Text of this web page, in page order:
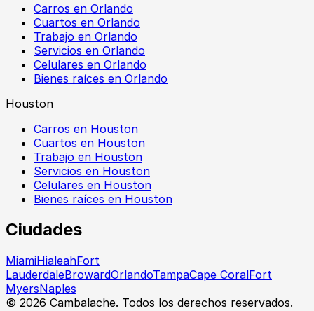
Carros en Orlando
Cuartos en Orlando
Trabajo en Orlando
Servicios en Orlando
Celulares en Orlando
Bienes raíces en Orlando
Houston
Carros en Houston
Cuartos en Houston
Trabajo en Houston
Servicios en Houston
Celulares en Houston
Bienes raíces en Houston
Ciudades
MiamiHialeahFort
LauderdaleBrowardOrlandoTampaCape CoralFort
MyersNaples
© 2026 Cambalache. Todos los derechos reservados.